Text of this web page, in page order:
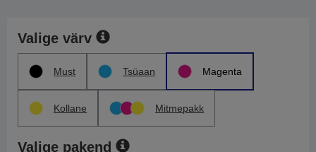
Valige värv
Must Tsüaan Magenta
Kollane Mitmepakk
Valige pakend